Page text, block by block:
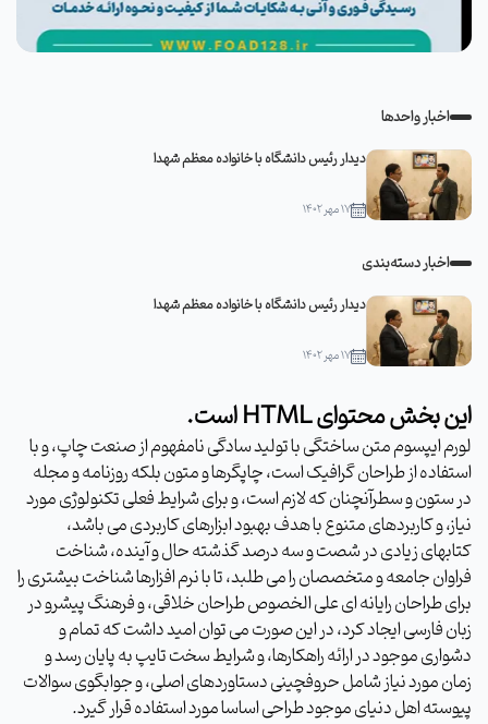
اخبار واحدها
دیدار رئیس دانشگاه با خانواده معظم شهدا
۱۷ مهر ۱۴۰۲
اخبار دسته‌بندی
دیدار رئیس دانشگاه با خانواده معظم شهدا
۱۷ مهر ۱۴۰۲
این بخش محتوای HTML است.
لورم ایپسوم متن ساختگی با تولید سادگی نامفهوم از صنعت چاپ، و با
استفاده از طراحان گرافیک است، چاپگرها و متون بلکه روزنامه و مجله
در ستون و سطرآنچنان که لازم است، و برای شرایط فعلی تکنولوژی مورد
نیاز، و کاربردهای متنوع با هدف بهبود ابزارهای کاربردی می باشد،
کتابهای زیادی در شصت و سه درصد گذشته حال و آینده، شناخت
فراوان جامعه و متخصصان را می طلبد، تا با نرم افزارها شناخت بیشتری را
برای طراحان رایانه ای علی الخصوص طراحان خلاقی، و فرهنگ پیشرو در
زبان فارسی ایجاد کرد، در این صورت می توان امید داشت که تمام و
دشواری موجود در ارائه راهکارها، و شرایط سخت تایپ به پایان رسد و
زمان مورد نیاز شامل حروفچینی دستاوردهای اصلی، و جوابگوی سوالات
پیوسته اهل دنیای موجود طراحی اساسا مورد استفاده قرار گیرد.